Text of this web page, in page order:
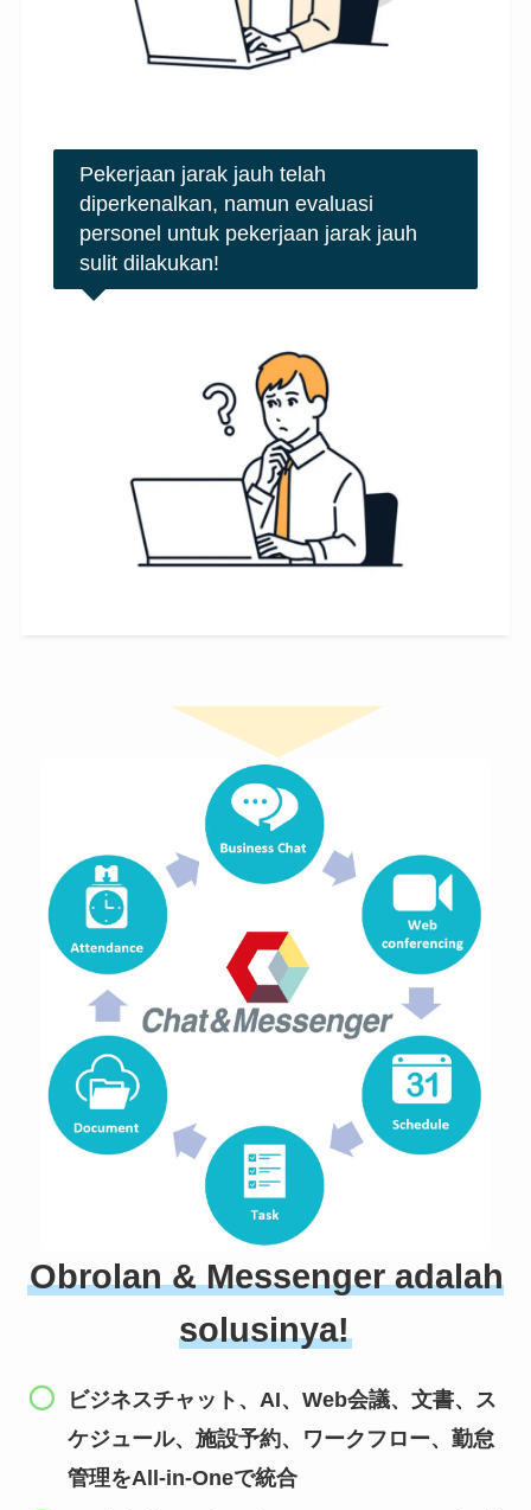
Pekerjaan jarak jauh telah
diperkenalkan, namun evaluasi
personel untuk pekerjaan jarak jauh
sulit dilakukan!
Obrolan & Messenger adalah
solusinya!
ビジネスチャット、AI、Web会議、文書、ス
ケジュール、施設予約、ワークフロー、勤怠
管理をAll-in-Oneで統合